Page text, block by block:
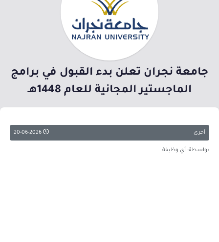
جامعة نجران تعلن بدء القبول في برامج
الماجستير المجانية للعام 1448هـ
أخرى
بواسطة: أي وظيفة